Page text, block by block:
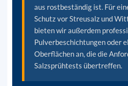
aus rostbeständig ist. Für
Schutz vor Streusalz und
bieten wir außerdem
Pulverbeschichtungen oder
Oberflächen an, die die
Salzsprühtests übertreffen.